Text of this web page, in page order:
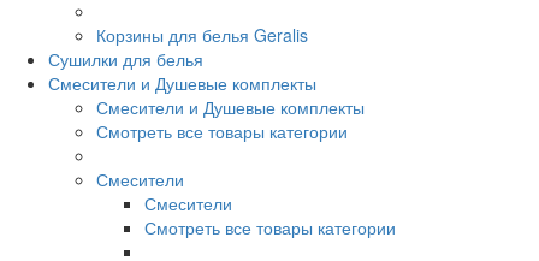
Корзины для белья Geralis
Сушилки для белья
Смесители и Душевые комплекты
Смесители и Душевые комплекты
Смотреть все товары категории
Смесители
Смесители
Смотреть все товары категории